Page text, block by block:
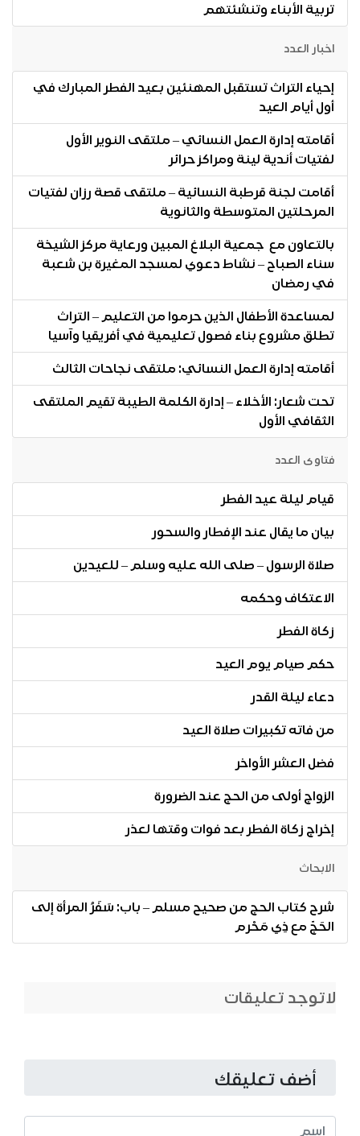
تربية الأبناء وتنشئتهم
اخبار العدد
إحياء التراث تستقبل المهنئين بعيد الفطر المبارك في
أول أيام العيد
أقامته إدارة العمل النسائي – ملتقى النوير الأول
لفتيات أندية لينة ومراكز حرائر
أقامت لجنة قرطبة النسائية – ملتقى قصة رزان لفتيات
المرحلتين المتوسطة والثانوية
بالتعاون مع جمعية البلاغ المبين ورعاية مركز الشيخة
سناء الصباح – نشاط دعوي لمسجد المغيرة بن شعبة
في رمضان
لمساعدة الأطفال الذين حرموا من التعليم – التراث
تطلق مشروع بناء فصول تعليمية في أفريقيا وآسيا
أقامته إدارة العمل النسائي: ملتقى نجاحات الثالث
تحت شعار: الأخلاء – إدارة الكلمة الطيبة تقيم الملتقى
الثقافي الأول
فتاوى العدد
قيام ليلة عيد الفطر
بيان ما يقال عند الإفطار والسحور
صلاة الرسول – صلى الله عليه وسلم – للعيدين
الاعتكاف وحكمه
زكاة الفطر
حكم صيام يوم العيد
دعاء ليلة القدر
من فاته تكبيرات صلاة العيد
فضل العشر الأواخر
الزواج أولى من الحج عند الضرورة
إخراج زكاة الفطر بعد فوات وقتها لعذر
الابحاث
شرح كتاب الحج من صحيح مسلم – باب: سَفَرُ المرأة إلى
الحَجّ مع ذِي مَحْرم
لاتوجد تعليقات
أضف تعليقك